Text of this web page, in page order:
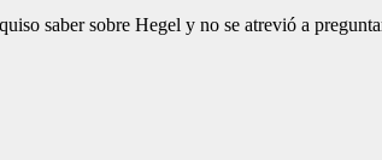
saber sobre Hegel y no se atrevió a